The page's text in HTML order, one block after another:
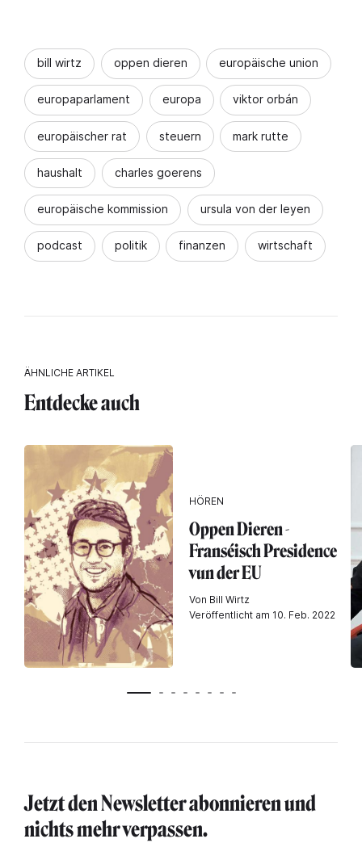
bill wirtz oppen dieren europäische union
europaparlament europa viktor orbán
europäischer rat steuern mark rutte
haushalt charles goerens
europäische kommission ursula von der leyen
podcast politik finanzen wirtschaft
ÄHNLICHE ARTIKEL
Entdecke auch
HÖREN
Oppen Dieren -
Franséisch Presidence
vun der EU
Von Bill Wirtz
Veröffentlicht am 10. Feb. 2022
Jetzt den Newsletter abonnieren und
nichts mehr verpassen.